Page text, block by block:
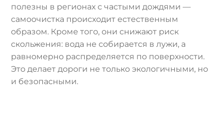
полезны в регионах с частыми дождями —
самоочистка происходит естественным
образом. Кроме того, они снижают риск
скольжения: вода не собирается в лужи, а
равномерно распределяется по поверхности.
Это делает дороги не только экологичными, но
и безопасными.